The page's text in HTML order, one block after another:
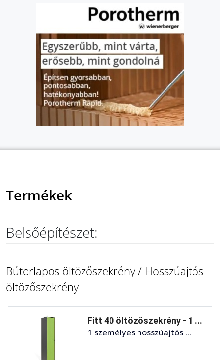
Termékek
Belsőépítészet:
Bútorlapos öltözőszekrény / Hosszúajtós
öltözőszekrény
Fitt 40 öltözőszekrény - 1 ...
1 személyes hosszúajtós ...